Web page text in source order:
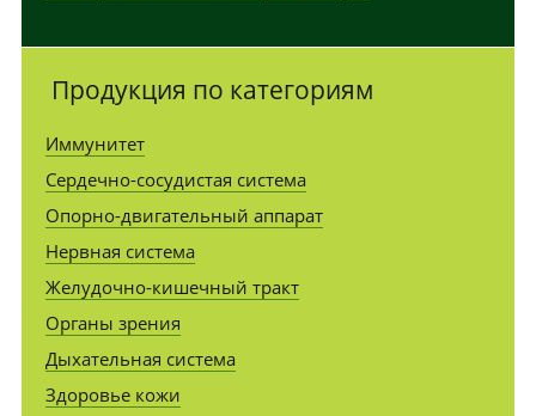
Продукция по категориям
Иммунитет
Сердечно-сосудистая система
Опорно-двигательный аппарат
Нервная система
Желудочно-кишечный тракт
Органы зрения
Дыхательная система
Здоровье кожи